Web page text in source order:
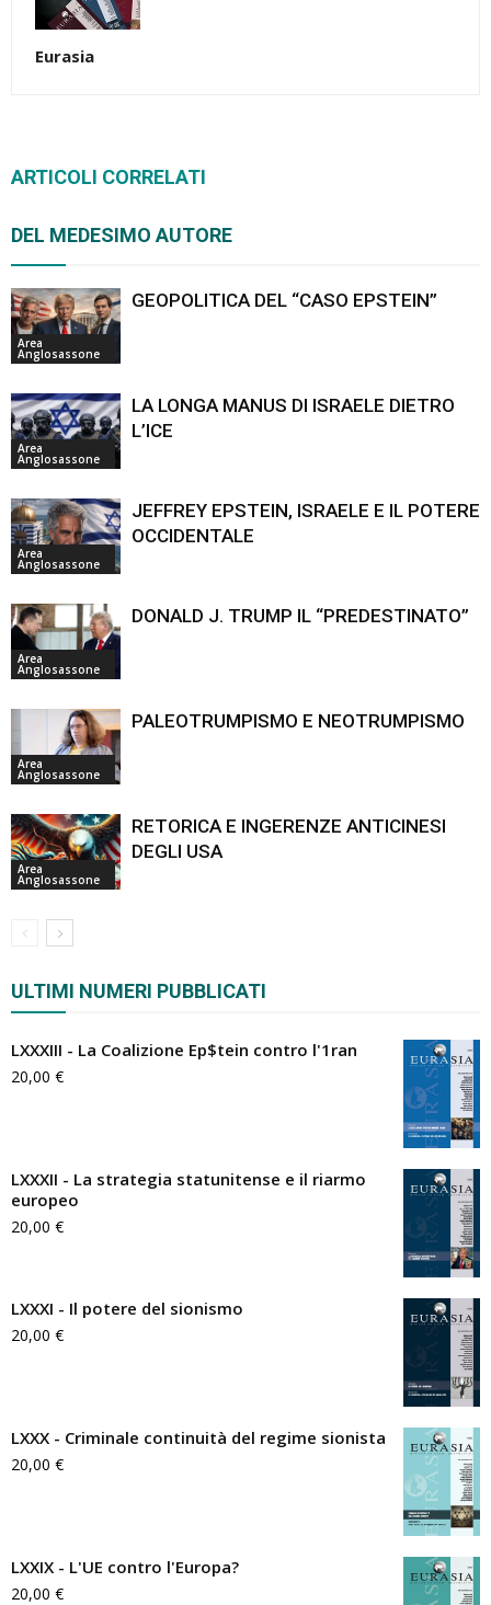
Eurasia
ARTICOLI CORRELATI
DEL MEDESIMO AUTORE
Area
Anglosassone
GEOPOLITICA DEL “CASO EPSTEIN”
Area
Anglosassone
LA LONGA MANUS DI ISRAELE DIETRO
L’ICE
Area
Anglosassone
JEFFREY EPSTEIN, ISRAELE E IL POTERE
OCCIDENTALE
Area
Anglosassone
DONALD J. TRUMP IL “PREDESTINATO”
Area
Anglosassone
PALEOTRUMPISMO E NEOTRUMPISMO
Area
Anglosassone
RETORICA E INGERENZE ANTICINESI
DEGLI USA
ULTIMI NUMERI PUBBLICATI
LXXXIII - La Coalizione Ep$tein contro l'1ran
20,00 €
LXXXII - La strategia statunitense e il riarmo
europeo
20,00 €
LXXXI - Il potere del sionismo
20,00 €
LXXX - Criminale continuità del regime sionista
20,00 €
LXXIX - L'UE contro l'Europa?
20,00 €